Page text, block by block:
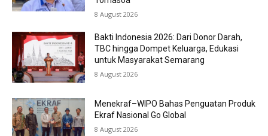
8 August 2026
Bakti Indonesia 2026: Dari Donor Darah,
TBC hingga Dompet Keluarga, Edukasi
untuk Masyarakat Semarang
8 August 2026
Menekraf–WIPO Bahas Penguatan Produk
Ekraf Nasional Go Global
8 August 2026